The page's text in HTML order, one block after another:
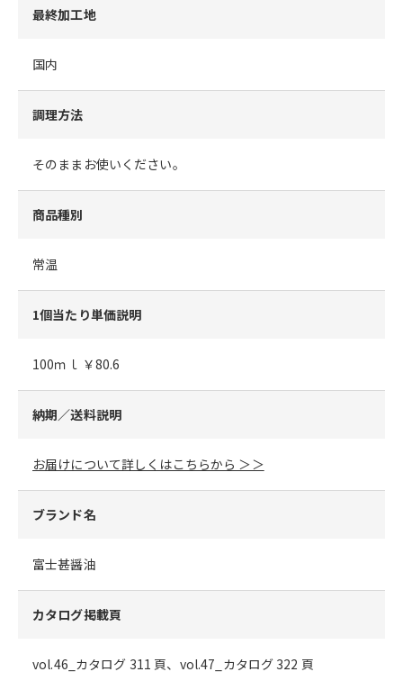
最終加工地
国内
調理方法
そのままお使いください。
商品種別
常温
1個当たり単価説明
100ｍｌ ￥80.6
納期／送料説明
お届けについて詳しくはこちらから ＞＞
ブランド名
富士甚醤油
カタログ掲載頁
vol.46_カタログ 311 頁、vol.47_カタログ 322 頁